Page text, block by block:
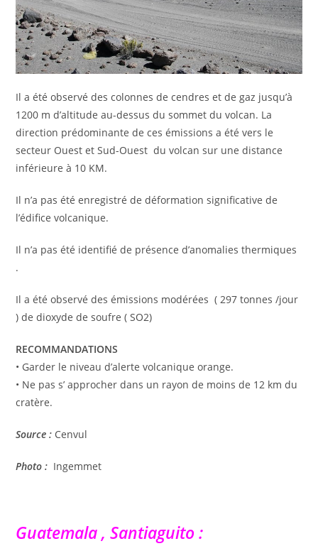
Il a été observé des colonnes de cendres et de gaz jusqu’à
1200 m d’altitude au-dessus du sommet du volcan. La
direction prédominante de ces émissions a été vers le
secteur Ouest et Sud-Ouest du volcan sur une distance
inférieure à 10 KM.
Il n’a pas été enregistré de déformation significative de
l’édifice volcanique.
Il n’a pas été identifié de présence d’anomalies thermiques
.
Il a été observé des émissions modérées ( 297 tonnes /jour
) de dioxyde de soufre ( SO2)
RECOMMANDATIONS
• Garder le niveau d’alerte volcanique orange.
• Ne pas s’ approcher dans un rayon de moins de 12 km du
cratère.
Source : Cenvul
Photo : Ingemmet
Guatemala , Santiaguito :